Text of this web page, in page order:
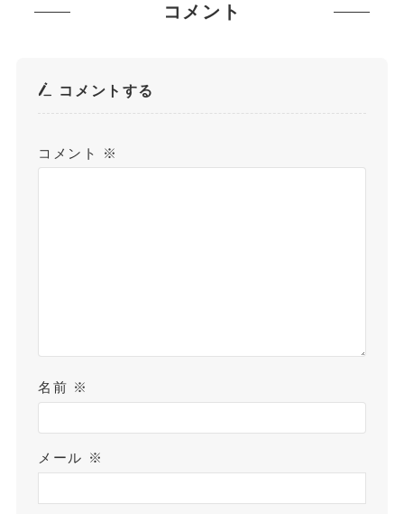
コメント
コメントする
コメント ※
名前 ※
メール ※